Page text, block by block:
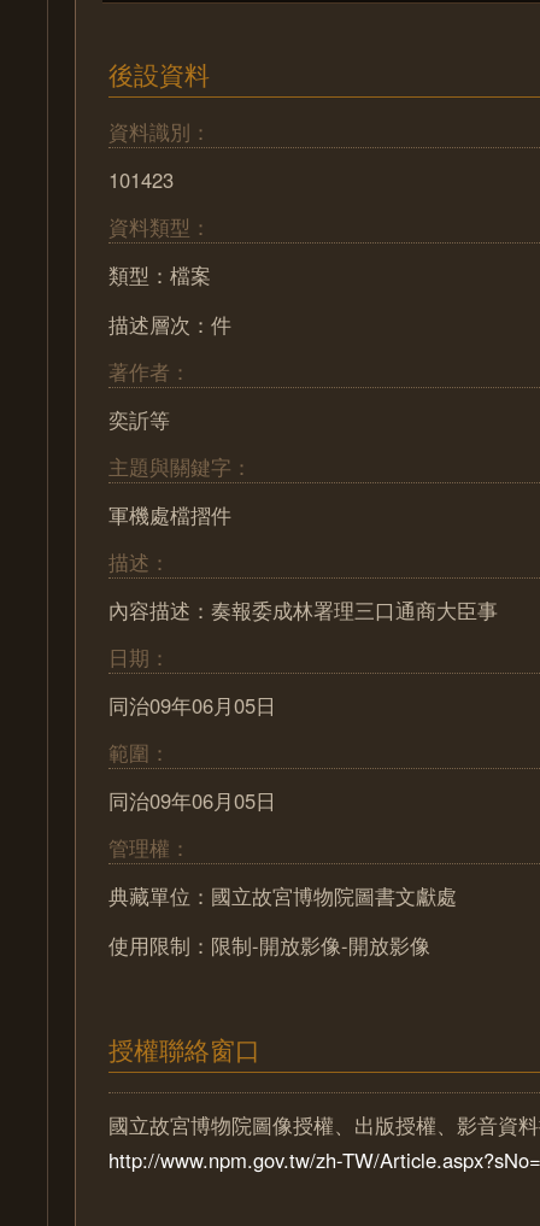
後設資料
資料識別：
101423
資料類型：
類型：檔案
描述層次：件
著作者：
奕訢等
主題與關鍵字：
軍機處檔摺件
描述：
內容描述：奏報委成林署理三口通商大臣事
日期：
同治09年06月05日
範圍：
同治09年06月05日
管理權：
典藏單位：國立故宮博物院圖書文獻處
使用限制：限制-開放影像-開放影像
授權聯絡窗口
國立故宮博物院圖像授權、出版授權、影音資
http://www.npm.gov.tw/zh-TW/